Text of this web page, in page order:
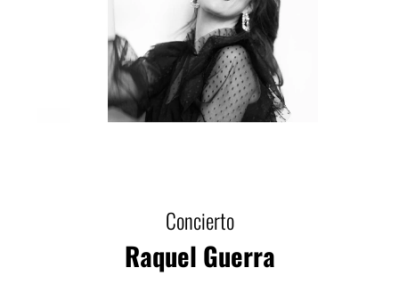
Concierto
Raquel Guerra